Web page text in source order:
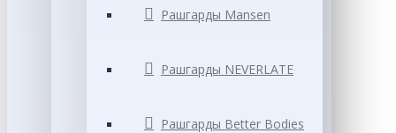
Рашгарды Mansen
Рашгарды NEVERLATE
Рашгарды Better Bodies